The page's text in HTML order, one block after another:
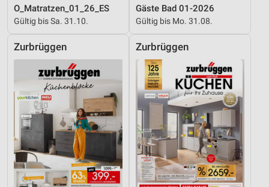
O_Matratzen_01_26_ES
Gültig bis Sa. 31.10.
Gäste Bad 01-2026
Gültig bis Mo. 31.08.
Zurbrüggen Zurbrüggen